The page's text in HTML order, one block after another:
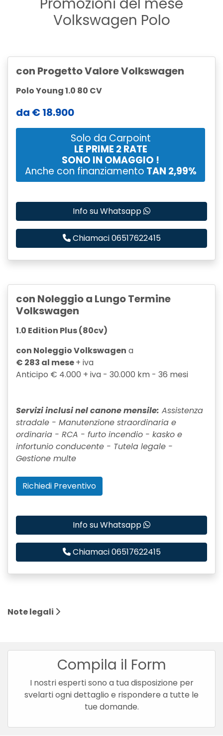
Volkswagen Polo
con Progetto Valore Volkswagen
Polo Young 1.0 80 CV
da € 18.900
Solo da Carpoint
LE PRIME 2 RATE
SONO IN OMAGGIO !
Anche con finanziamento TAN 2,99%
Info su Whatsapp
Chiamaci 06517622415
con Noleggio a Lungo Termine
Volkswagen
1.0 Edition Plus (80cv)
con Noleggio Volkswagen a
€ 283 al mese+ iva
Anticipo € 4.000 + iva - 30.000 km - 36 mesi
Servizi inclusi nel canone mensile: Assistenza
stradale - Manutenzione straordinaria e
ordinaria - RCA - furto incendio - kasko e
infortunio conducente - Tutela legale -
Gestione multe
Richiedi Preventivo
Info su Whatsapp
Chiamaci 06517622415
Note legali
Compila il Form
I nostri esperti sono a tua disposizione per
svelarti ogni dettaglio e rispondere a tutte le
tue domande.